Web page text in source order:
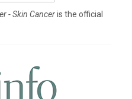
- Skin Canceris the official